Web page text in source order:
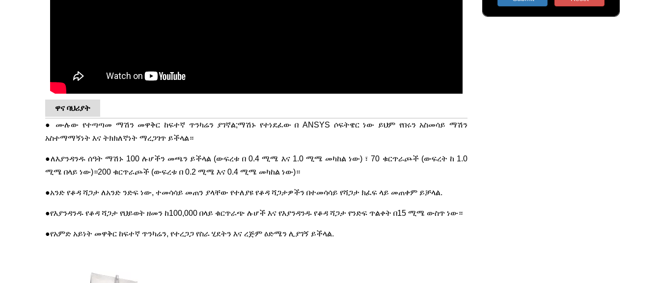
ዋና ባህሪያት
● ሙሉው የተጣጣመ ማሽን መዋቅር ከፍተኛ ጥንካሬን ያገኛል;ማሽኑ የተነደፈው በ ANSYS ሶፍትዌር ነው ይህም የበሩን አስመሳይ ማሽን
አስተማማኝነት እና ትክክለኛነት ማረጋገጥ ይችላል።
●ለእያንዳንዱ ሰዓት ማሽኑ 100 ሉሆችን መጫን ይችላል (ውፍረቱ በ 0.4 ሚሜ እና 1.0 ሚሜ መካከል ነው) ፣ 70 ቁርጥራጮች (ውፍረት ከ 1.0
ሚሜ በላይ ነው)።200 ቁርጥራጮች (ውፍረቱ በ 0.2 ሚሜ እና 0.4 ሚሜ መካከል ነው)።
●አንድ የቆዳ ሻጋታ ለአንድ ንድፍ ነው, ተመሳሳይ መጠን ያላቸው የተለያዩ የቆዳ ሻጋታዎችን በተመሳሳይ የሻጋታ ክፈፍ ላይ መጠቀም ይቻላል.
●የእያንዳንዱ የቆዳ ሻጋታ የህይወት ዘመን ከ100,000 በላይ ቁርጥራጭ ሉሆች እና የእያንዳንዱ የቆዳ ሻጋታ የንድፍ ጥልቀት በ15 ሚሜ ውስጥ ነው።
●የአምድ አይነት መዋቅር ከፍተኛ ጥንካሬን, የተረጋጋ የስራ ሂደትን እና ረጅም ዕድሜን ሊያገኝ ይችላል.